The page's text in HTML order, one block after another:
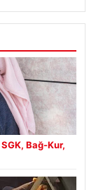
Bağ-Kur,